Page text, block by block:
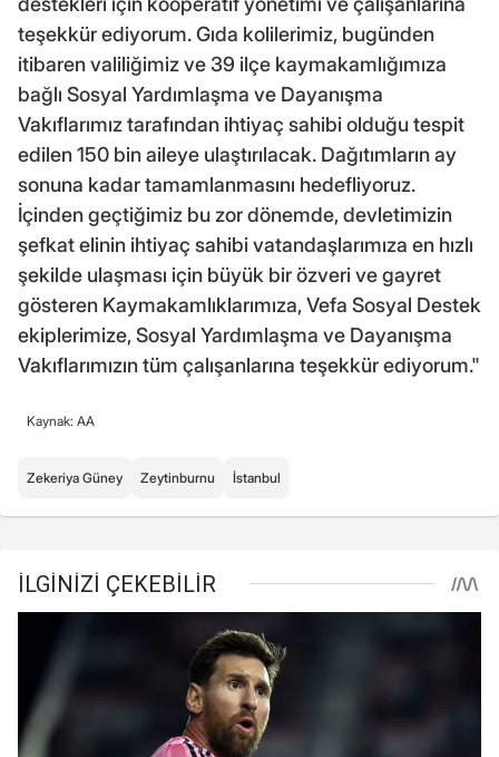
teşekkür ediyorum. Gıda kolilerimiz, bugünden
itibaren valiliğimiz ve 39 ilçe kaymakamlığımıza
bağlı Sosyal Yardımlaşma ve Dayanışma
Vakıflarımız tarafından ihtiyaç sahibi olduğu tespit
edilen 150 bin aileye ulaştırılacak. Dağıtımların ay
sonuna kadar tamamlanmasını hedefliyoruz.
İçinden geçtiğimiz bu zor dönemde, devletimizin
şefkat elinin ihtiyaç sahibi vatandaşlarımıza en hızlı
şekilde ulaşması için büyük bir özveri ve gayret
gösteren Kaymakamlıklarımıza, Vefa Sosyal Destek
ekiplerimize, Sosyal Yardımlaşma ve Dayanışma
Vakıflarımızın tüm çalışanlarına teşekkür ediyorum."
Kaynak: AA
Zekeriya Güney Zeytinburnu İstanbul